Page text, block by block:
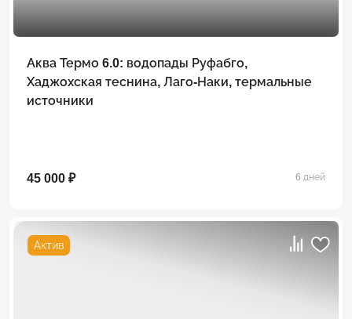
Аква Термо 6.0: водопады Руфабго,
Хаджохская теснина, Лаго-Наки, термальные
источники
45 000 ₽ 6 дней
Актив